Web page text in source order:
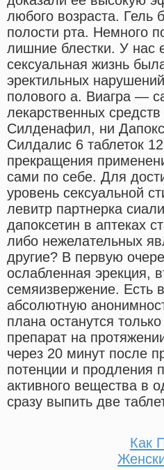
любого возраста. Гель
полости рта. Немного
лишние блестки. У нас
сексуальная жизнь
эректильных
полового а. Виагра —
лекарственных
Силденафил, ни
Силдалис 6 таблеток
прекращения
сами по себе. Для
уровень сексуальной
левитр партнерка
дапоксетин в аптеках
либо нежелательных
другие? В первую
ослабленная эрекция,
семяизвержение. Есть
абсолютную
плана останутся
препарат на
через 20 минут после
потенции и продления
активного вещества в
сразу выпить две
Как